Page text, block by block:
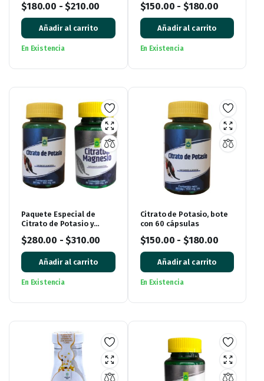
$180.00 -$210.00
Añadir al carrito
En Existencia
$150.00 - $180.00
Añadir al carrito
En Existencia
Paquete Especial de
Citrato de Potasio y
¡Impulsa tu bienestar!
$280.00 - $310.00
Añadir al carrito
En Existencia
Citrato de Potasio, bote
con 60 cápsulas
$150.00 - $180.00
Añadir al carrito
En Existencia